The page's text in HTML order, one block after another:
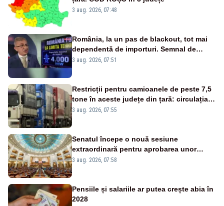
3 aug. 2026, 07:48
România, la un pas de blackout, tot mai
dependentă de importuri. Semnal de
alarmă tras de un expert în energie
3 aug. 2026, 07:51
Restricții pentru camioanele de peste 7,5
tone în aceste județe din țară: circulația
este interzisă luni, între orele 12:00 și
3 aug. 2026, 07:55
Senatul începe o nouă sesiune
extraordinară pentru aprobarea unor
jaloane din PNRR
3 aug. 2026, 07:58
Pensiile și salariile ar putea crește abia în
2028